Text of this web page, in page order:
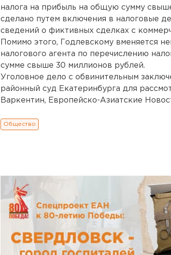
налога на прибыль на общую сумму
сделано путем включения в налоговые
сведений о фиктивных сделках с
Помимо этого, Годлевскому вменяется
налогового агента по перечислению
сумме свыше 30 миллионов рублей.
Уголовное дело с обвинительным
районный суд Екатеринбурга для
Варкентин, Европейско-Азиатские
Общество